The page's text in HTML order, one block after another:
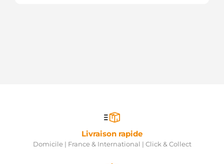
Livraison rapide
Domicile | France & International | Click & Collect